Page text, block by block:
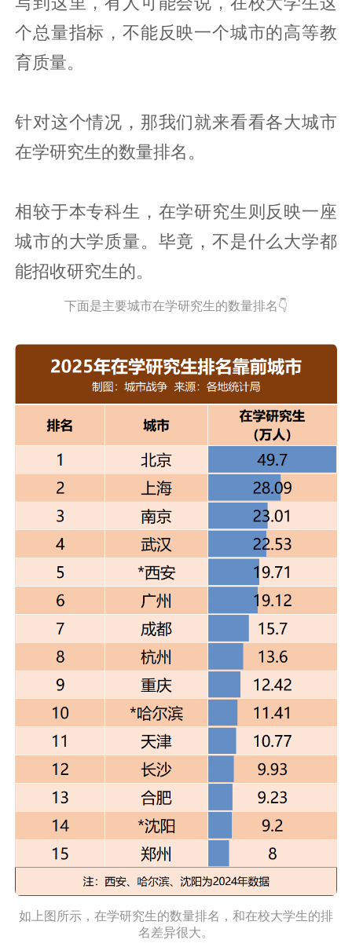
个总量指标，不能反映一个城市的高等教
育质量。
针对这个情况，那我们就来看看各大城市
在学研究生的数量排名。
相较于本专科生，在学研究生则反映一座
城市的大学质量。毕竟，不是什么大学都
能招收研究生的。
下面是主要城市在学研究生的数量排名👇
如上图所示，在学研究生的数量排名，和在校大学生的排
名差异很大。